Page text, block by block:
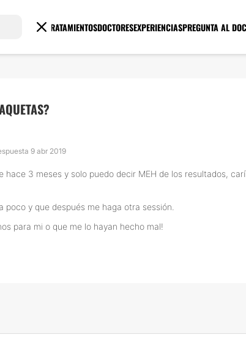
TRATAMIENTOSDOCTORESEXPERIENCIASPREGUNTA AL
9 abr 2019
3 meses y solo puedo decir MEH de los resultados,
y que después me haga otra sessión.
para mi o que me lo hayan hecho mal!